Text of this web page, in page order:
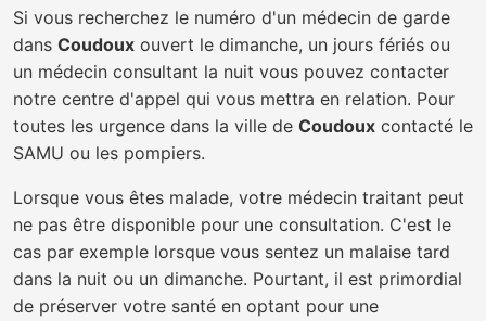
Si vous recherchez le numéro d'un médecin de garde
dans Coudoux ouvert le dimanche, un jours fériés ou
un médecin consultant la nuit vous pouvez contacter
notre centre d'appel qui vous mettra en relation. Pour
toutes les urgence dans la ville de Coudoux contacté le
SAMU ou les pompiers.
Lorsque vous êtes malade, votre médecin traitant peut
ne pas être disponible pour une consultation. C'est le
cas par exemple lorsque vous sentez un malaise tard
dans la nuit ou un dimanche. Pourtant, il est primordial
de préserver votre santé en optant pour une